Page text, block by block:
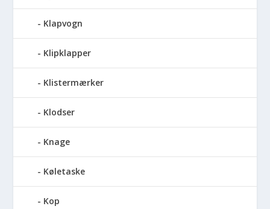
Klapvogn
Klipklapper
Klistermærker
Klodser
Knage
Køletaske
Kop